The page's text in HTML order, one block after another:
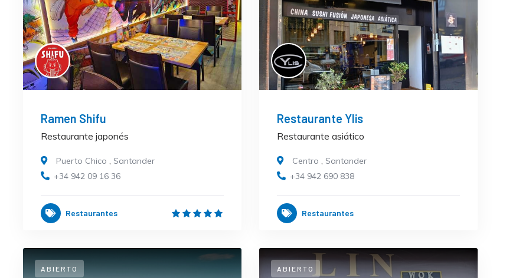
Ramen Shifu
Restaurante japonés
Puerto Chico , Santander
+34 942 09 16 36
Restaurantes
Restaurante Ylis
Restaurante asiático
Centro , Santander
+34 942 690 838
Restaurantes
ABIERTO ABIERTO